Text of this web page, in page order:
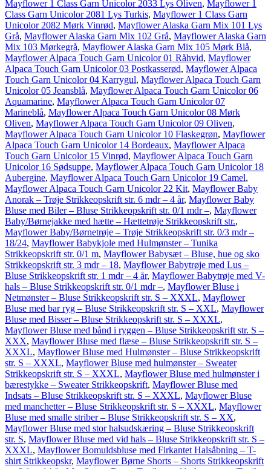
Mayflower 1 Class Garn Unicolor 2033 Lys Oliven, Mayflower 1
Class Garn Unicolor 2081 Lys Turkis, Mayflower 1 Class Garn
Unicolor 2082 Mørk Vinrød, Mayflower Alaska Garn Mix 101 Lys
Grå, Mayflower Alaska Garn Mix 102 Grå, Mayflower Alaska Garn
Mix 103 Mørkegrå, Mayflower Alaska Garn Mix 105 Mørk Blå,
Mayflower Alpaca Touch Garn Unicolor 01 Råhvid, Mayflower
Alpaca Touch Garn Unicolor 03 Postkasserød, Mayflower Alpaca
Touch Garn Unicolor 04 Karrygul, Mayflower Alpaca Touch Garn
Unicolor 05 Jeansblå, Mayflower Alpaca Touch Garn Unicolor 06
Aquamarine, Mayflower Alpaca Touch Garn Unicolor 07
Marineblå, Mayflower Alpaca Touch Garn Unicolor 08 Mørk
Oliven, Mayflower Alpaca Touch Garn Unicolor 09 Oliven,
Mayflower Alpaca Touch Garn Unicolor 10 Flaskegrøn, Mayflower
Alpaca Touch Garn Unicolor 14 Bordeaux, Mayflower Alpaca
Touch Garn Unicolor 15 Vinrød, Mayflower Alpaca Touch Garn
Unicolor 16 Sødsuppe, Mayflower Alpaca Touch Garn Unicolor 18
Aubergine, Mayflower Alpaca Touch Garn Unicolor 19 Camel,
Mayflower Alpaca Touch Garn Unicolor 22 Kit, Mayflower Baby
Anorak – Trøje Strikkeopskrift str. 6 mdr – 4 år, Mayflower Baby
Bluse med Biler – Bluse Strikkeopskrift str. 0/1 mdr –, Mayflower
Baby/Børnejakke med hætte – Hættetrøje Strikkeopskrift str.,
Mayflower Baby/Børnetrøje – Trøje Strikkeopskrift str. 0/3 mdr –
18/24, Mayflower Babykjole med Hulmønster – Tunika
Strikkeopskrift str. 0/1 m, Mayflower Babysæt – Bluse, hue og sko
Strikkeopskrift str. 3 mdr – 18, Mayflower Babytrøje med Lus –
Bluse Strikkeopskrift str. 1 mdr – 4 år, Mayflower Babytrøje med V-
hals – Bluse Strikkeopskrift str. 0/1 mdr –, Mayflower Bluse i
Netmønster – Bluse Strikkeopskrift str. S – XXXL, Mayflower
Bluse med bar ryg – Bluse Strikkeopskrift str. S – XXL, Mayflower
Bluse med Bisser – Bluse Strikkeopskrift str. S – XXXL,
Mayflower Bluse med bånd i ryggen – Bluse Strikkeopskrift str. S –
XXX, Mayflower Bluse med flæse – Bluse Strikkeopskrift str. S –
XXXL, Mayflower Bluse med Hulmønster – Bluse Strikkeopskrift
str. S – XXXL, Mayflower Bluse med hulmønster – Sweater
Strikkeopskrift str. S – XXXL, Mayflower Bluse med hulmønster i
bærestykke – Sweater Strikkeopskrift, Mayflower Bluse med
Indsats – Bluse Strikkeopskrift str. S – XXXL, Mayflower Bluse
med manchetter – Bluse Strikkeopskrift str. S – XXXL, Mayflower
Bluse med smalle striber – Bluse Strikkeopskrift str. S – XX,
Mayflower Bluse med stor halsudskæring – Bluse Strikkeopskrift
str. S, Mayflower Bluse med vid hals – Bluse Strikkeopskrift str. S –
XXXL, Mayflower Bomuldsbluse med Firkantet Halsåbning – T-
shirt Strikkeopskr, Mayflower Børne Shorts – Shorts Strikkeopskrift